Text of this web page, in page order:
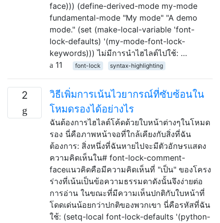
face))) (define-derived-mode my-mode
fundamental-mode "My mode" "A demo
mode." (set (make-local-variable 'font-
lock-defaults) '(my-mode-font-lock-
keywords))) ไม่มีการนำไฮไลต์ไปใช้: …
11
font-lock syntax-highlighting
2
วิธีเพิ่มการเน้นไวยากรณ์ที่ซับซ้อนใน
โหมดรองได้อย่างไร
ฉันต้องการไฮไลต์โค้ดด้วยใบหน้าต่างๆในโหมด
รอง นี่คือภาพหน้าจอที่ใกล้เคียงกับสิ่งที่ฉัน
ต้องการ: สิ่งหนึ่งที่ฉันหายไปจะมีตัวอักษรแสดง
ความคิดเห็นใน# font-lock-comment-
faceแนวคิดคือมีความคิดเห็นที่ "เป็น" ของโครง
ร่างที่เน้นเป็นข้อความธรรมดาดังนั้นจึงง่ายต่อ
การอ่าน ในขณะที่มีความเห็นปกติกับใบหน้าที่
โดดเด่นน้อยกว่าปกติของพวกเขา นี่คือรหัสที่ฉัน
ใช้: (setq-local font-lock-defaults '(python-